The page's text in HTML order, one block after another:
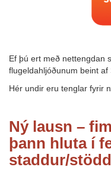
Ef þú ert með nettengdan
flugeldahljóðunum beint af
Hér undir eru tenglar fyrir
Ný lausn –
þann hluta í
staddur/